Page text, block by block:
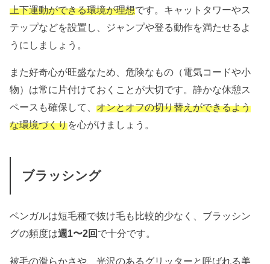
上下運動ができる環境が理想です。キャットタワーやス
テップなどを設置し、ジャンプや登る動作を満たせるよ
うにしましょう。
また好奇心が旺盛なため、危険なもの（電気コードや小
物）は常に片付けておくことが大切です。静かな休憩ス
ペースも確保して、オンとオフの切り替えができるよう
な環境づくりを心がけましょう。
ブラッシング
ベンガルは短毛種で抜け毛も比較的少なく、ブラッシン
グの頻度は週1〜2回 で十分です。
被毛の滑らかさや、光沢のあるグリッターと呼ばれる美